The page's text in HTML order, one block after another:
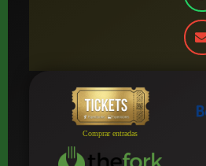
Comprar entradas